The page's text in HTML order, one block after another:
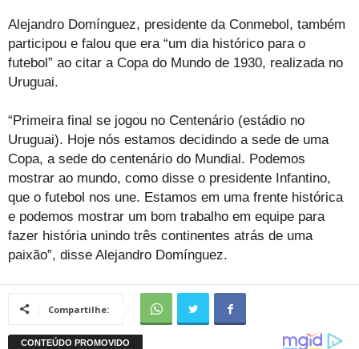
Alejandro Domínguez, presidente da Conmebol, também
participou e falou que era “um dia histórico para o
futebol” ao citar a Copa do Mundo de 1930, realizada no
Uruguai.
“Primeira final se jogou no Centenário (estádio no
Uruguai). Hoje nós estamos decidindo a sede de uma
Copa, a sede do centenário do Mundial. Podemos
mostrar ao mundo, como disse o presidente Infantino,
que o futebol nos une. Estamos em uma frente histórica
e podemos mostrar um bom trabalho em equipe para
fazer história unindo três continentes atrás de uma
paixão”, disse Alejandro Domínguez.
Compartilhe: